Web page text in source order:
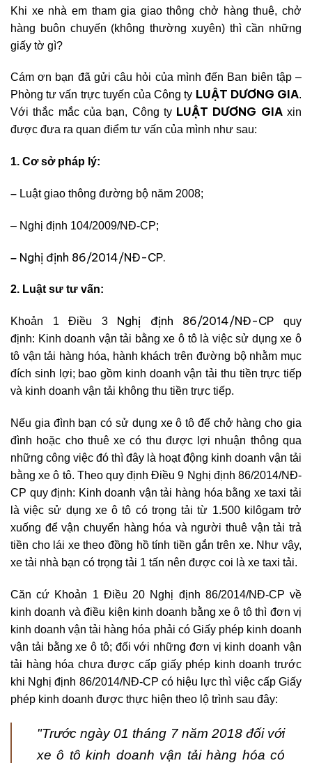
Khi xe nhà em tham gia giao thông chở hàng thuê, chở
hàng buôn chuyến (không thường xuyên) thì cần những
giấy tờ gì?
Cám ơn bạn đã gửi câu hỏi của mình đến Ban biên tập –
Phòng tư vấn trực tuyến của Công ty LUẬT DƯƠNG GIA.
Với thắc mắc của bạn, Công ty LUẬT DƯƠNG GIAxin
được đưa ra quan điểm tư vấn của mình như sau:
1. Cơ sở pháp lý:
– Luật giao thông đường bộ năm 2008;
– Nghị định 104/2009/NĐ-CP;
– Nghị định 86/2014/NĐ-CP.
2. Luật sư tư vấn:
Khoản 1 Điều 3 Nghị định 86/2014/NĐ-CP quy
định: Kinh doanh vận tải bằng xe ô tô là việc sử dụng xe ô
tô vận tải hàng hóa, hành khách trên đường bộ nhằm mục
đích sinh lợi; bao gồm kinh doanh vận tải thu tiền trực tiếp
và kinh doanh vận tải không thu tiền trực tiếp.
Nếu gia đình bạn có sử dụng xe ô tô để chở hàng cho gia
đình hoặc cho thuê xe có thu được lợi nhuận thông qua
những công việc đó thì đây là hoạt động kinh doanh vận tải
bằng xe ô tô. Theo quy định Điều 9 Nghị định 86/2014/NĐ-
CP quy định: Kinh doanh vận tải hàng hóa bằng xe taxi tải
là việc sử dụng xe ô tô có trọng tải từ 1.500 kilôgam trở
xuống để vận chuyển hàng hóa và người thuê vận tải trả
tiền cho lái xe theo đồng hồ tính tiền gắn trên xe. Như vậy,
xe tải nhà bạn có trọng tải 1 tấn nên được coi là xe taxi tải.
Căn cứ Khoản 1 Điều 20 Nghị định 86/2014/NĐ-CP về
kinh doanh và điều kiện kinh doanh bằng xe ô tô thì đơn vị
kinh doanh vận tải hàng hóa phải có Giấy phép kinh doanh
vận tải bằng xe ô tô; đối với những đơn vị kinh doanh vận
tải hàng hóa chưa được cấp giấy phép kinh doanh trước
khi Nghị định 86/2014/NĐ-CP có hiệu lực thì việc cấp Giấy
phép kinh doanh được thực hiện theo lộ trình sau đây:
"Trước ngày 01 tháng 7 năm 2018 đối với
xe ô tô kinh doanh vận tải hàng hóa có